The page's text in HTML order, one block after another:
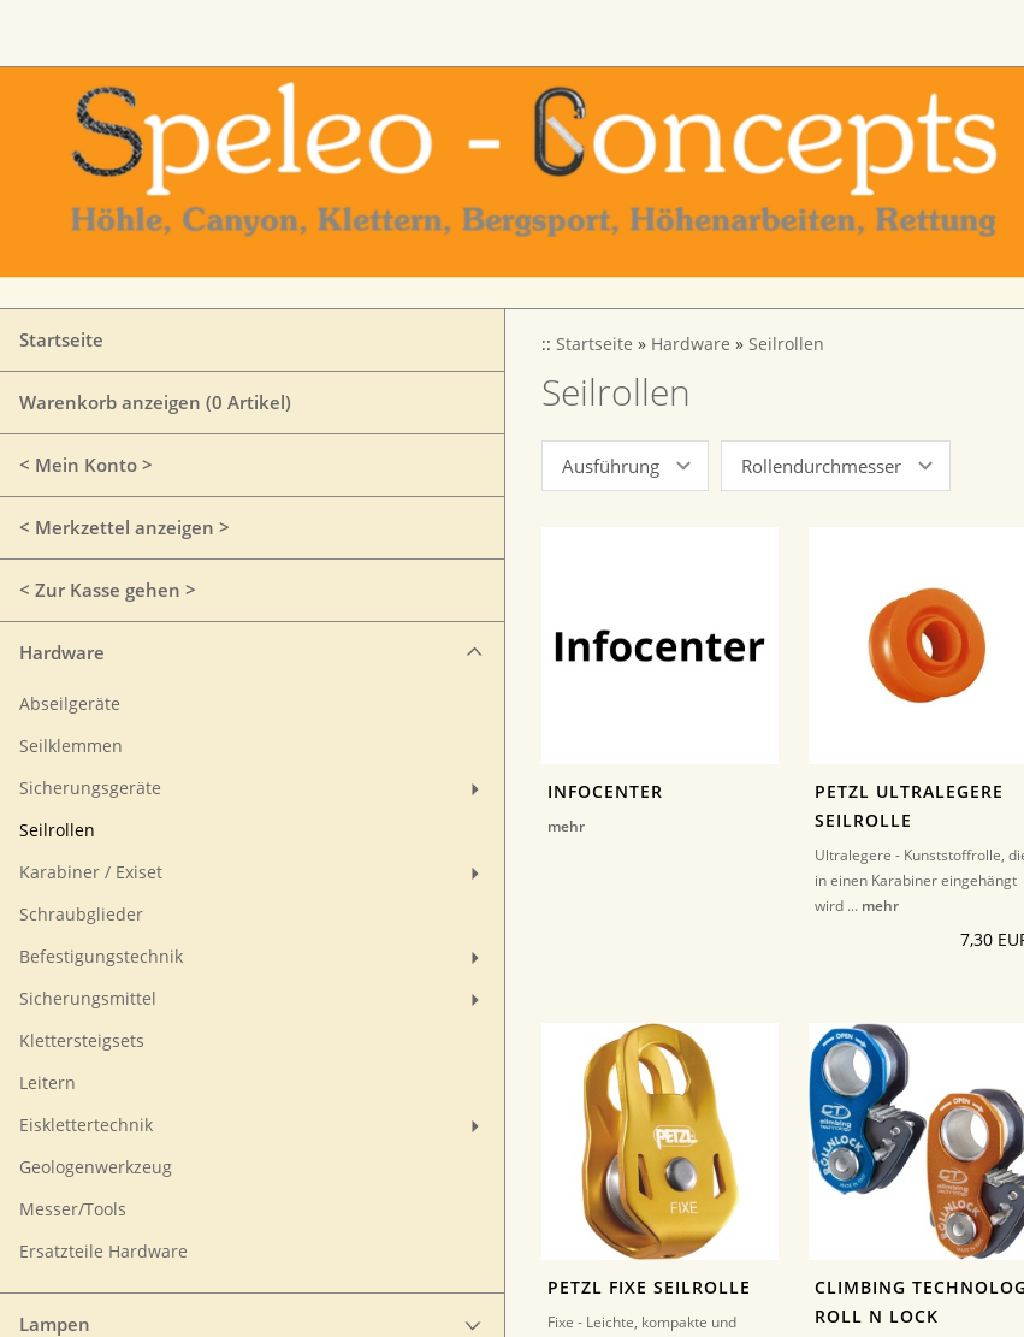
Startseite
Warenkorb anzeigen (0 Artikel)
< Mein Konto >
< Merkzettel anzeigen >
< Zur Kasse gehen >
Hardware
Abseilgeräte
Seilklemmen
Sicherungsgeräte
Seilrollen
Karabiner / Exiset
Schraubglieder
Befestigungstechnik
Sicherungsmittel
Klettersteigsets
Leitern
Eisklettertechnik
Geologenwerkzeug
Messer/Tools
Ersatzteile Hardware
Lampen
:: Startseite » Hardware » Seilrollen
Seilrollen
Ausführung Rollendurchmesser
INFOCENTER
mehr
PETZL ULTRALEGERE
SEILROLLE
Ultralegere - Kunststoffrolle,
in einen Karabiner eingehängt
wird ... mehr
7,30
PETZL FIXE SEILROLLE
Fixe - Leichte, kompakte und
CLIMBING
ROLL N LOCK